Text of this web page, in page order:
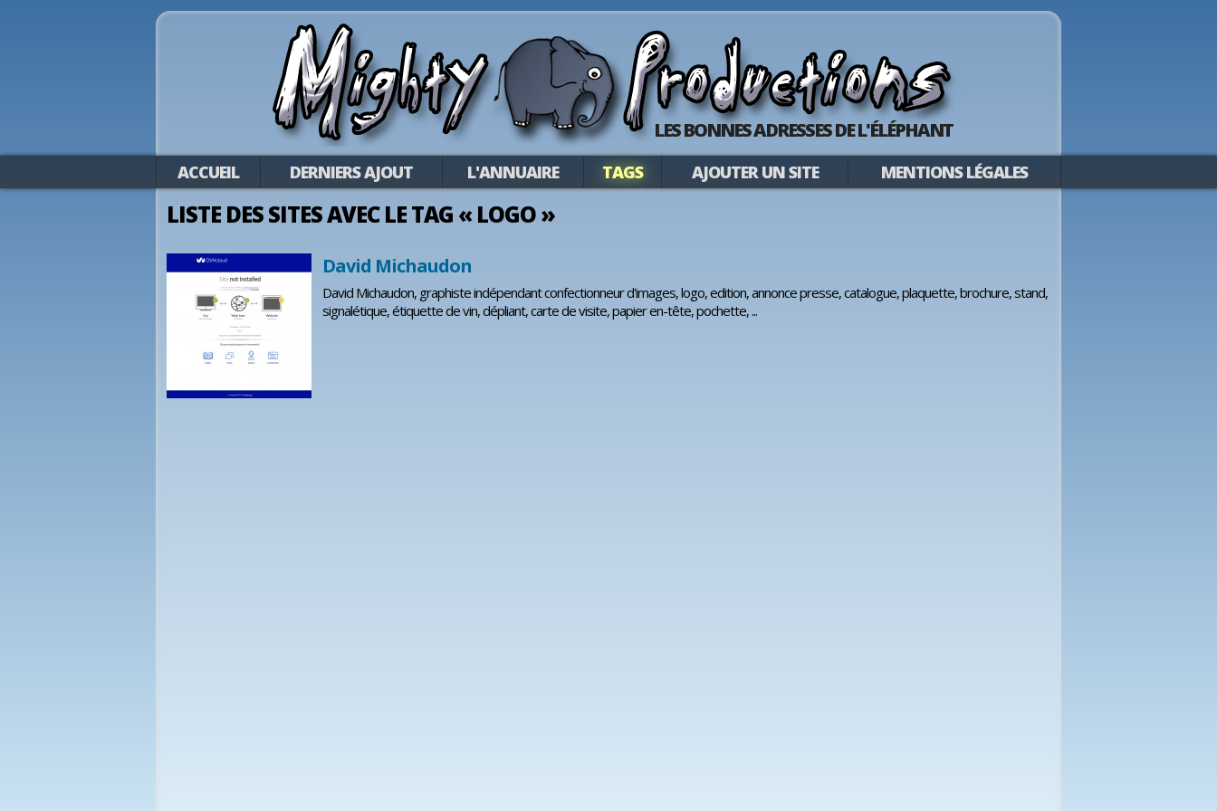
LES BONNES ADRESSES DE L'ÉLÉPHANT
ACCUEIL DERNIERS AJOUT L'ANNUAIRE TAGS AJOUTER UN SITE MENTIONS LÉGALES
LISTE DES SITES AVEC LE TAG « LOGO »
David Michaudon
David Michaudon, graphiste indépendant confectionneur d'images, logo, edition, annonce presse, catalogue, plaquette, brochure, stand,
signalétique, étiquette de vin, dépliant, carte de visite, papier en-tête, pochette, ...